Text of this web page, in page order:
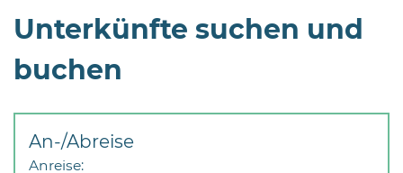
Öffnungszeiten
Vereinbarung.
Unterkünfte suchen und
buchen
An-/Abreise
Anreise: